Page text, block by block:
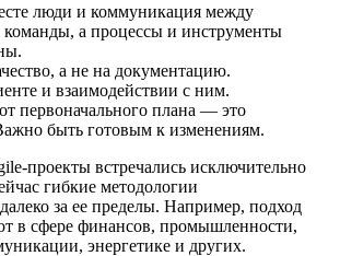
люди и коммуникация между
команды, а процессы и инструменты
а не на документацию.
и взаимодействии с ним.
первоначального плана — это
быть готовым к изменениям.
проекты встречались исключительно
гибкие методологии
за ее пределы. Например, подход
в сфере финансов, промышленности,
энергетике и других.